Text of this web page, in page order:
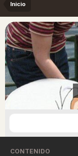
Inicio
CONTENIDO